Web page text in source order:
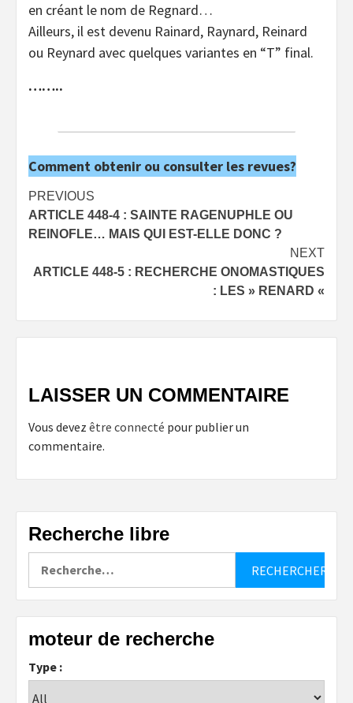
en créant le nom de Regnard…
Ailleurs, il est devenu Rainard, Raynard, Reinard
ou Reynard avec quelques variantes en “T” final.
……..
Comment obtenir ou consulter les revues?
Post
navigation
PREVIOUS
ARTICLE 448-4 : SAINTE RAGENUPHLE OU
REINOFLE… MAIS QUI EST-ELLE DONC ?
NEXT
ARTICLE 448-5 : RECHERCHE ONOMASTIQUES
: LES » RENARD «
LAISSER UN COMMENTAIRE
Vous devez être connecté pour publier un
commentaire.
Recherche libre
moteur de recherche
Type :